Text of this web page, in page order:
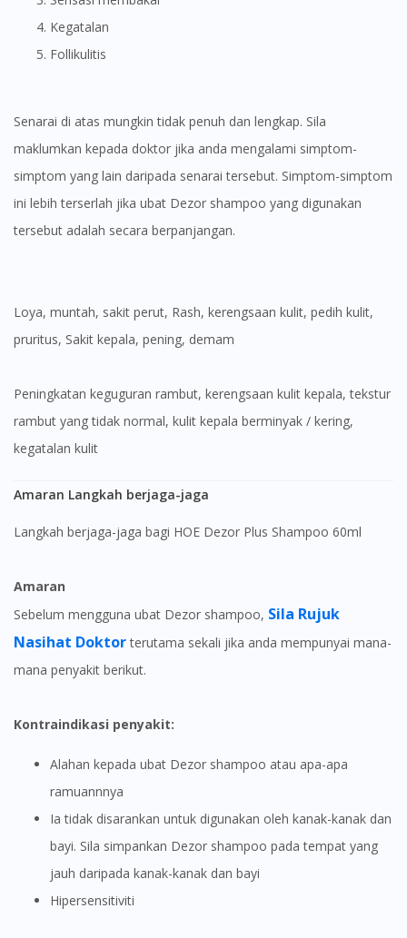
Kegatalan
Follikulitis
Senarai di atas mungkin tidak penuh dan lengkap. Sila
maklumkan kepada doktor jika anda mengalami simptom-
simptom yang lain daripada senarai tersebut. Simptom-simptom
ini lebih terserlah jika ubat Dezor shampoo yang digunakan
tersebut adalah secara berpanjangan.
Loya, muntah, sakit perut, Rash, kerengsaan kulit, pedih kulit,
pruritus, Sakit kepala, pening, demam
Peningkatan keguguran rambut, kerengsaan kulit kepala, tekstur
rambut yang tidak normal, kulit kepala berminyak / kering,
kegatalan kulit
Amaran Langkah berjaga-jaga
Langkah berjaga-jaga bagi HOE Dezor Plus Shampoo 60ml
Amaran
Sebelum mengguna ubat Dezor shampoo, Sila Rujuk
Nasihat Doktorterutama sekali jika anda mempunyai mana-
mana penyakit berikut.
Kontraindikasi penyakit:
Alahan kepada ubat Dezor shampoo atau apa-apa
ramuannnya
Ia tidak disarankan untuk digunakan oleh kanak-kanak dan
bayi. Sila simpankan Dezor shampoo pada tempat yang
jauh daripada kanak-kanak dan bayi
Hipersensitiviti